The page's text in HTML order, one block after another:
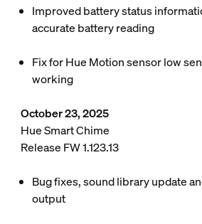
Improved battery status
accurate battery reading
Fix for Hue Motion sensor low
working
October 23, 2025
Hue Smart Chime
Release FW 1.123.13
Bug fixes, sound library update
output